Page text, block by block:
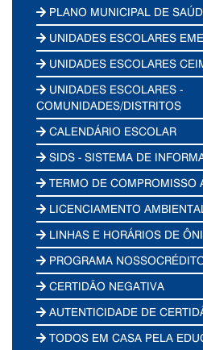
PLANO MUNICIPAL DE
UNIDADES ESCOLARES
UNIDADES ESCOLARES
UNIDADES ESCOLARES -
COMUNIDADES/DISTRITOS
CALENDÁRIO ESCOLAR
SIDS - SISTEMA DE
TERMO DE COMPROMISSO
LICENCIAMENTO
LINHAS E HORÁRIOS DE
PROGRAMA
CERTIDÃO NEGATIVA
AUTENTICIDADE DE
TODOS EM CASA PELA